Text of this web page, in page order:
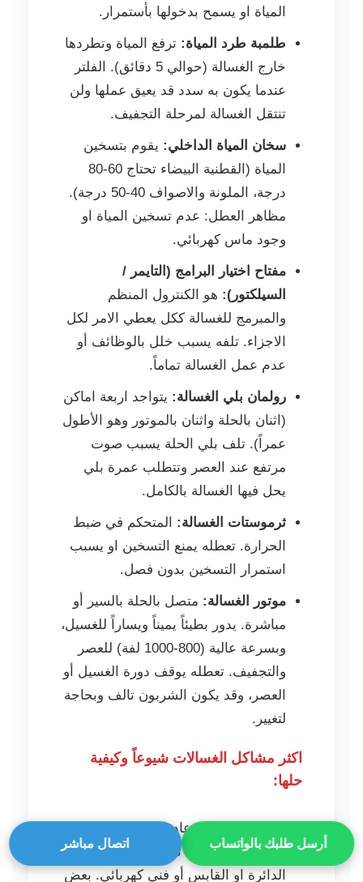
المياة او يسمح بدخولها بأستمرار.
طلمبة طرد المياة: ترفع المياة وتطردها
خارج الغسالة (حوالي 5 دقائق). الفلتر
عندما يكون به سدد قد يعيق عملها ولن
تنتقل الغسالة لمرحلة التجفيف.
سخان المياة الداخلي: يقوم بتسخين
المياة (القطنية البيضاء تحتاج 60-80
درجة، الملونة والاصواف 40-50 درجة).
مظاهر العطل: عدم تسخين المياة او
وجود ماس كهربائي.
مفتاح اختيار البرامج (التايمر /
السيلكتور): هو الكنترول المنظم
والمبرمج للغسالة ككل يعطي الامر لكل
الاجزاء. تلفه يسبب خلل بالوظائف أو
عدم عمل الغسالة تماماً.
رولمان بلي الغسالة: يتواجد اربعة اماكن
(اثنان بالحلة واثنان بالموتور وهو الأطول
عمراً). تلف بلي الحلة يسبب صوت
مرتفع عند العصر وتتطلب عمرة بلي
يحل فيها الغسالة بالكامل.
ثرموستات الغسالة: المتحكم في ضبط
الحرارة. تعطله يمنع التسخين او يسبب
استمرار التسخين بدون فصل.
موتور الغسالة: متصل بالحلة بالسير أو
مباشرة. يدور بطيئاً يميناً ويساراً للغسيل،
وبسرعة عالية (800-1000 لفة) للعصر
والتجفيف. تعطله يوقف دورة الغسيل أو
العصر، وقد يكون الشربون تالف وبحاجة
لتغيير.
اكثر مشاكل الغسالات شيوعاً وكيفية
حلها:
الغسالة متوقفه:عادة ما تكون مشكلة
في مصدر الطاقة. تحقق من قاطع
الدائرة او القابس أو فني كهربائي. بعض
أرسل طلبك بالواتساب اتصال مباشر